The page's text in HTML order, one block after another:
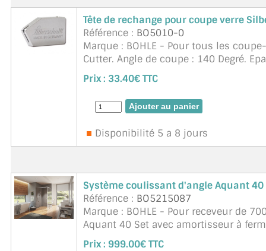
Tête de rechange pour coupe verre
Référence : BO5010-0
Marque : BOHLE - Pour tous les
Cutter. Angle de coupe : 140 Degré.
Prix : 33.40€ TTC
Disponibilité 5 a 8 jours
Système coulissant d'angle Aquant
Référence : BO5215087
Marque : BOHLE - Pour receveur de
Aquant 40 Set avec amortisseur à
Largeur mini des portes 380mm. Il
Prix : 999.00€ TTC